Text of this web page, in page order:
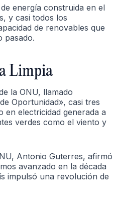
energía construida en el
y casi todos los
de renovables que
pasado.
Limpia
la ONU, llamado
Oportunidad», casi tres
en electricidad generada a
verdes como el viento y
Antonio Guterres, afirmó
avanzado en la década
impulsó una revolución de